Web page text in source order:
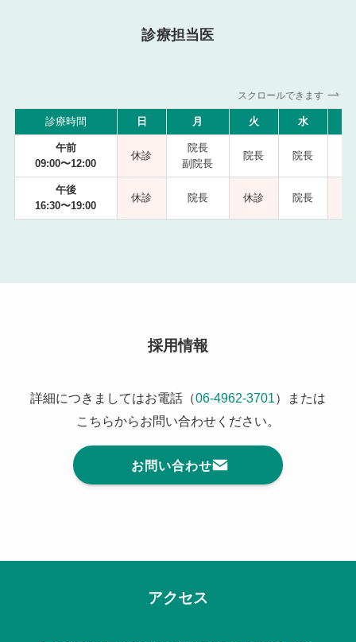
診療担当医
スクロールできます
診療時間 日 月 火 水
午前
09:00〜12:00
休診
院長
副院長
院長 院長
午後
16:30〜19:00
休診 院長 休診 院長
採用情報
詳細につきましてはお電話（06-4962-3701）または
こちらからお問い合わせください。
お問い合わせ
アクセス